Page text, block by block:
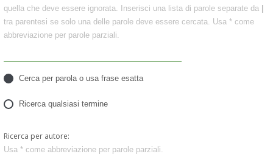
quella che deve essere ignorata. Inserisci una lista di parole separate da
tra parentesi se solo una delle parole deve essere cercata. Usa * come
abbreviazione per parole parziali.
Cerca per parola o usa frase esatta
Ricerca qualsiasi termine
Ricerca per autore:
Usa * come abbreviazione per parole parziali.